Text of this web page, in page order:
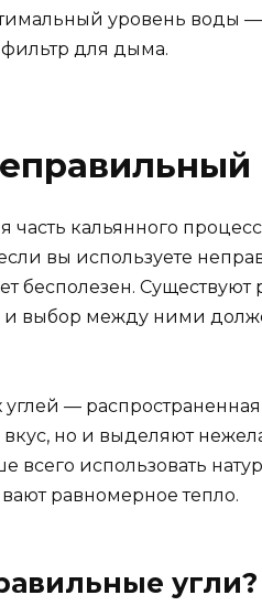
уровень воды —
для дыма.
часть кальянного
вы используете
бесполезен.
и выбор между ними
—
вкус, но и выделяют
всего использовать
равномерное тепло.
угли?